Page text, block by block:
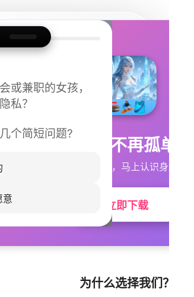
或兼职的女孩，
私？
个简短问题?
意
今晚不再孤单
同城快速匹配，马上认识身边的TA
立即下载
为什么选择我们？